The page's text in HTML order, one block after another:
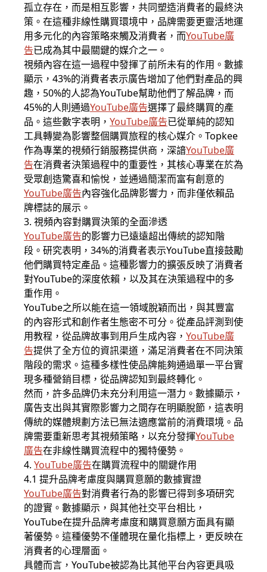
孤立存在，而是相互影響，共同塑造消費者的最終決
策。在這種非線性購買環境中，品牌需要更靈活地運
用多元化的內容策略來觸及消費者，而YouTube廣
告已成為其中最關鍵的媒介之一。
視頻內容在這一過程中發揮了前所未有的作用。數據
顯示，43%的消費者表示廣告增加了他們對產品的興
趣，50%的人認為YouTube幫助他們了解品牌，而
45%的人則通過YouTube廣告選擇了最終購買的產
品。這些數字表明， YouTube廣告已從單純的認知
工具轉變為影響整個購買旅程的核心媒介。Topkee
作為專業的視頻行銷服務提供商，深諳YouTube廣
告在消費者決策過程中的重要性，其核心專業在於為
受眾創造驚喜和愉悅，並通過簡潔而富有創意的
YouTube廣告內容強化品牌影響力，而非僅依賴品
牌標誌的展示。
3. 視頻內容對購買決策的全面滲透
YouTube廣告的影響力已遠遠超出傳統的認知階
段。研究表明，34%的消費者表示YouTube直接鼓勵
他們購買特定產品。這種影響力的擴張反映了消費者
對YouTube的深度依賴，以及其在決策過程中的多
重作用。
YouTube之所以能在這一領域脫穎而出，與其豐富
的內容形式和創作者生態密不可分。從產品評測到使
用教程，從品牌故事到用戶生成內容， YouTube廣
告提供了全方位的資訊渠道，滿足消費者在不同決策
階段的需求。這種多樣性使品牌能夠通過單一平台實
現多種營銷目標，從品牌認知到最終轉化。
然而，許多品牌仍未充分利用這一潛力。數據顯示，
廣告支出與其實際影響力之間存在明顯脫節，這表明
傳統的媒體規劃方法已無法適應當前的消費環境。品
牌需要重新思考其視頻策略，以充分發揮YouTube
廣告在非線性購買流程中的獨特優勢。
4. YouTube廣告在購買流程中的關鍵作用
4.1 提升品牌考慮度與購買意願的數據實證
YouTube廣告對消費者行為的影響已得到多項研究
的證實。數據顯示，與其他社交平台相比，
YouTube在提升品牌考慮度和購買意願方面具有顯
著優勢。這種優勢不僅體現在量化指標上，更反映在
消費者的心理層面。
具體而言，YouTube被認為比其他平台內容更具吸